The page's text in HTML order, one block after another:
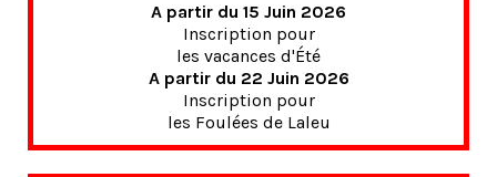
A partir du 15 Juin 2026
Inscription pour
les vacances d'Été
A partir du 22 Juin 2026
Inscription pour
les Foulées de Laleu